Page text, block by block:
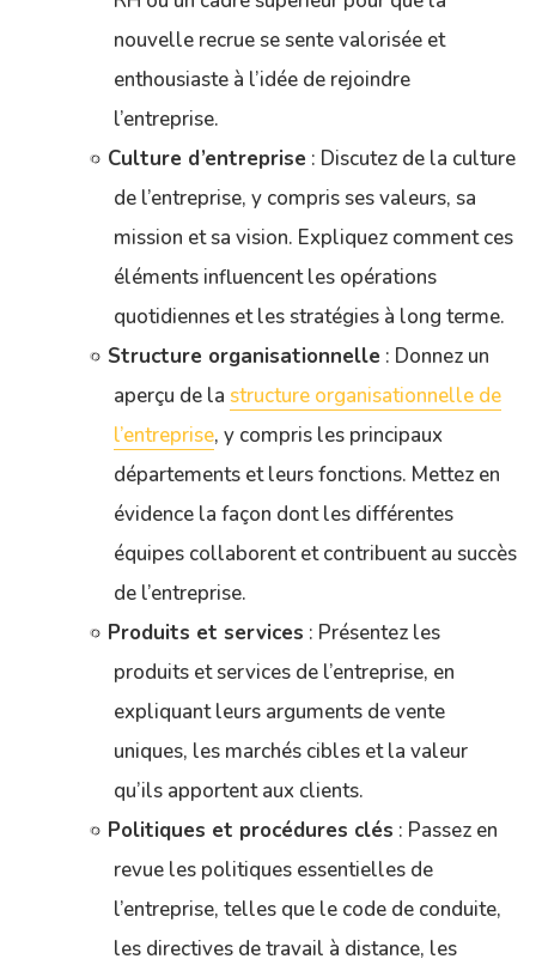
nouvelle recrue se sente valorisée et
enthousiaste à l’idée de rejoindre
l’entreprise.
Culture d’entreprise : Discutez de la culture
de l’entreprise, y compris ses valeurs, sa
mission et sa vision. Expliquez comment ces
éléments influencent les opérations
quotidiennes et les stratégies à long terme.
Structure organisationnelle : Donnez un
aperçu de la structure organisationnelle de
l’entreprise, y compris les principaux
départements et leurs fonctions. Mettez en
évidence la façon dont les différentes
équipes collaborent et contribuent au succès
de l’entreprise.
Produits et services : Présentez les
produits et services de l’entreprise, en
expliquant leurs arguments de vente
uniques, les marchés cibles et la valeur
qu’ils apportent aux clients.
Politiques et procédures clés : Passez en
revue les politiques essentielles de
l’entreprise, telles que le code de conduite,
les directives de travail à distance, les